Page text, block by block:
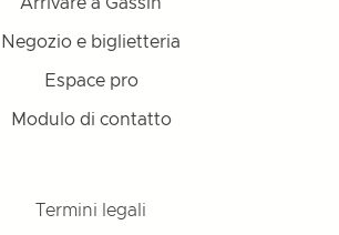
Negozio e biglietteria
Espace pro
Modulo di contatto
Termini legali